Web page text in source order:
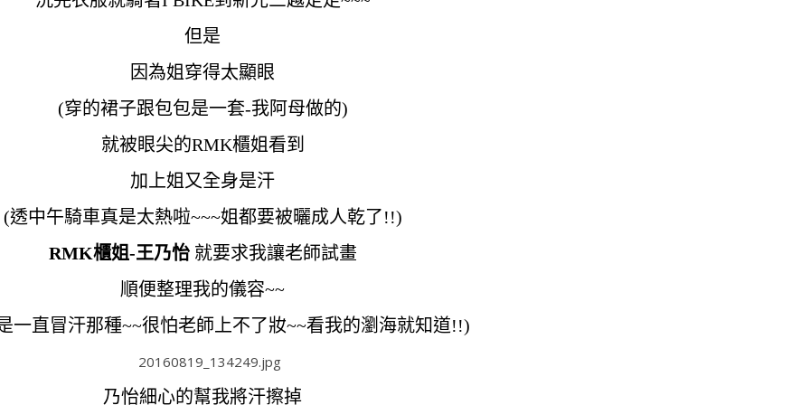
但是
因為姐穿得太顯眼
(穿的裙子跟包包是一套-我阿母做的)
就被眼尖的RMK櫃姐看到
加上姐又全身是汗
(透中午騎車真是太熱啦~~~姐都要被曬成人乾了!!)
RMK櫃姐-王乃怡就要求我讓老師試畫
順便整理我的儀容~~
一直冒汗那種~~很怕老師上不了妝~~看我的瀏海就知道!!)
乃怡細心的幫我將汗擦掉